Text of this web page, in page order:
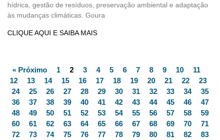
hídrica, gestão de resíduos, preservação ambiental e adaptação
às mudanças climáticas. Goura
CLIQUE AQUI E SAIBA MAIS
« Próximo 1 2 3 4 5 6 7 8 9 10
11
12
13 14 15 16 17 18 19 20 21 22
23
24
25 26 27 28 29 30 31 32 33 34
35
36
37 38 39 40 41 42 43 44 45 46
47
48
49 50 51 52 53 54 55 56 57 58
59
60
61 62 63 64 65 66 67 68 69 70
71
72
73 74 75 76 77 78 79 80 81 82
83